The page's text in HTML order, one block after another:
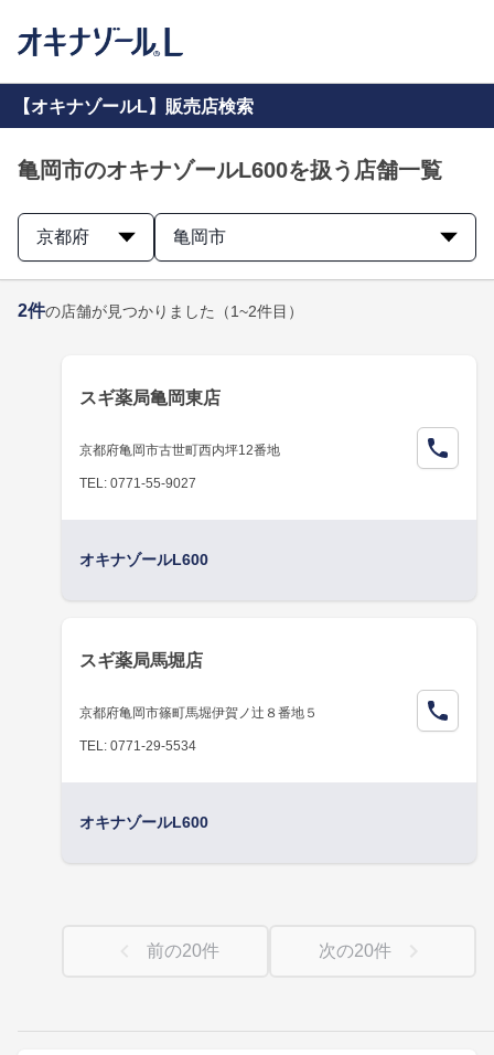
【オキナゾールL】販売店検索
亀岡市のオキナゾールL600を扱う店舗一覧
京都府 亀岡市
2件の店舗が見つかりました （1~2件目）
スギ薬局亀岡東店
京都府亀岡市古世町西内坪12番地
TEL: 0771-55-9027
オキナゾールL600
スギ薬局馬堀店
京都府亀岡市篠町馬堀伊賀ノ辻８番地５
TEL: 0771-29-5534
オキナゾールL600
前の20件 次の20件